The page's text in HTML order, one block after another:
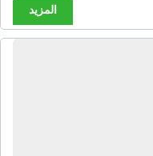
المزيد